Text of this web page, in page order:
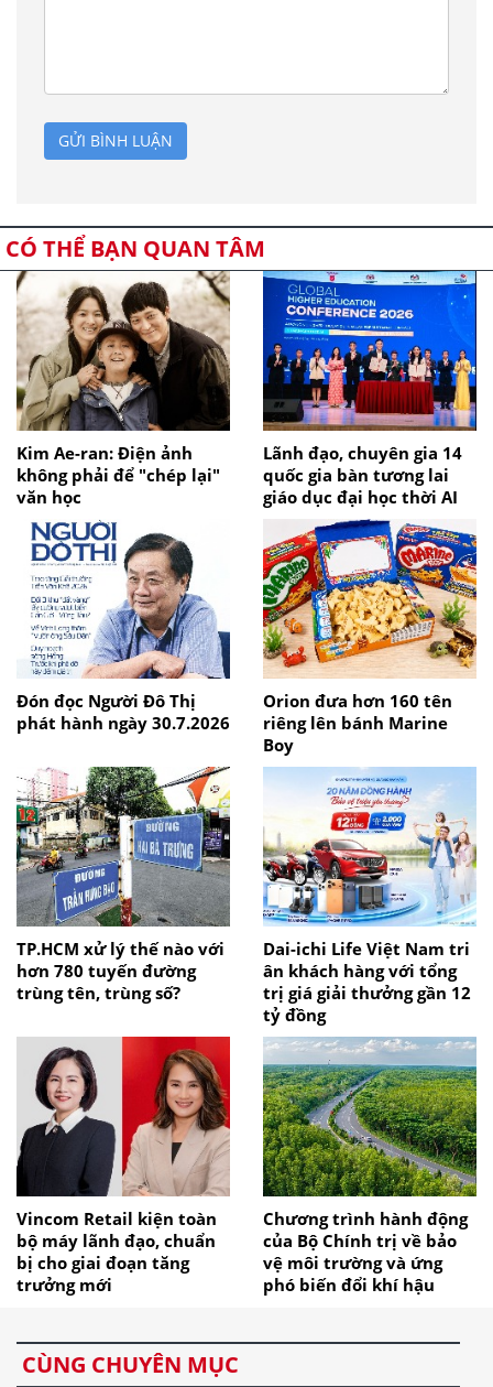
GỬI BÌNH LUẬN
CÓ THỂ BẠN QUAN TÂM
Kim Ae-ran: Điện ảnh
không phải để "chép lại"
văn học
Lãnh đạo, chuyên gia 14
quốc gia bàn tương lai
giáo dục đại học thời AI
Đón đọc Người Đô Thị
phát hành ngày 30.7.2026
Orion đưa hơn 160 tên
riêng lên bánh Marine
Boy
TP.HCM xử lý thế nào với
hơn 780 tuyến đường
trùng tên, trùng số?
Dai-ichi Life Việt Nam tri
ân khách hàng với tổng
trị giá giải thưởng gần 12
tỷ đồng
Vincom Retail kiện toàn
bộ máy lãnh đạo, chuẩn
bị cho giai đoạn tăng
trưởng mới
Chương trình hành động
của Bộ Chính trị về bảo
vệ môi trường và ứng
phó biến đổi khí hậu
CÙNG CHUYÊN MỤC